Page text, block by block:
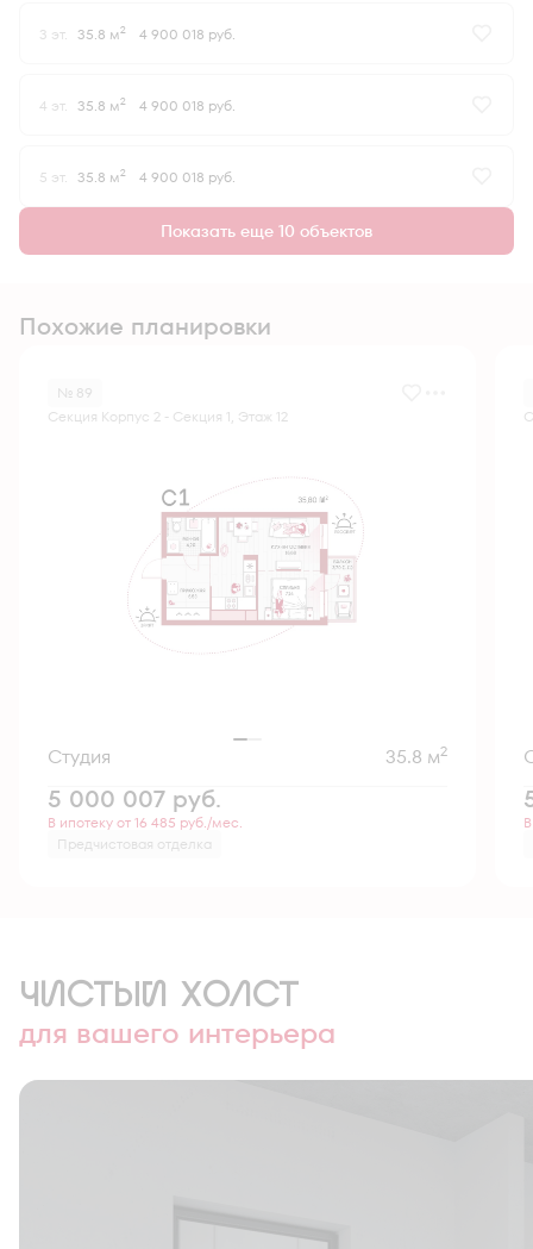
3 эт. 35.8 м2 4 900 018 руб.
4 эт. 35.8 м2 4 900 018 руб.
5 эт. 35.8 м2 4 900 018 руб.
Показать еще 10 объектов
Похожие планировки
№ 89
Секция Корпус 2 - Секция 1, Этаж 12
Студия 35.8 м2
5 000 007 руб.
В ипотеку от 16 485 руб./мес.
Предчистовая отделка
ЧИСТЫЙ ХОЛСТ
для вашего интерьера